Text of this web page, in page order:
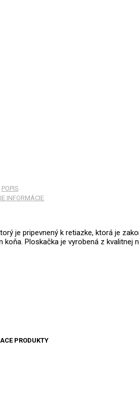
POPIS
INFORMÁCIE
je pripevnený k retiazke, ktorá je
Ploskačka je vyrobená z kvalitnej
PRODUKTY